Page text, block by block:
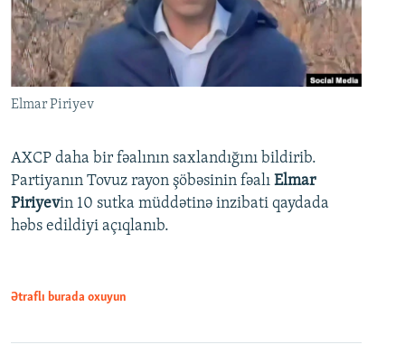
Elmar Piriyev
AXCP daha bir fəalının saxlandığını bildirib.
Partiyanın Tovuz rayon şöbəsinin fəalı Elmar
Piriyevin 10 sutka müddətinə inzibati qaydada
həbs edildiyi açıqlanıb.
Ətraflı burada oxuyun